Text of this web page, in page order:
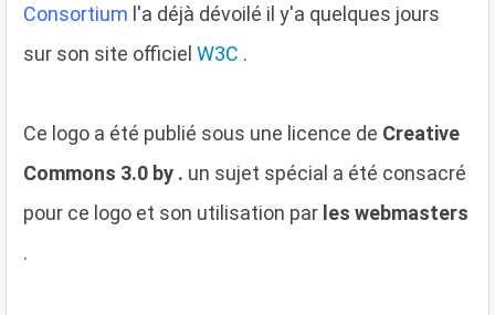
Consortium l'a déjà dévoilé il y'a quelques jours
sur son site officiel W3C .
Ce logo a été publié sous une licence de Creative
Commons 3.0 by . un sujet spécial a été consacré
pour ce logo et son utilisation par les webmasters
.